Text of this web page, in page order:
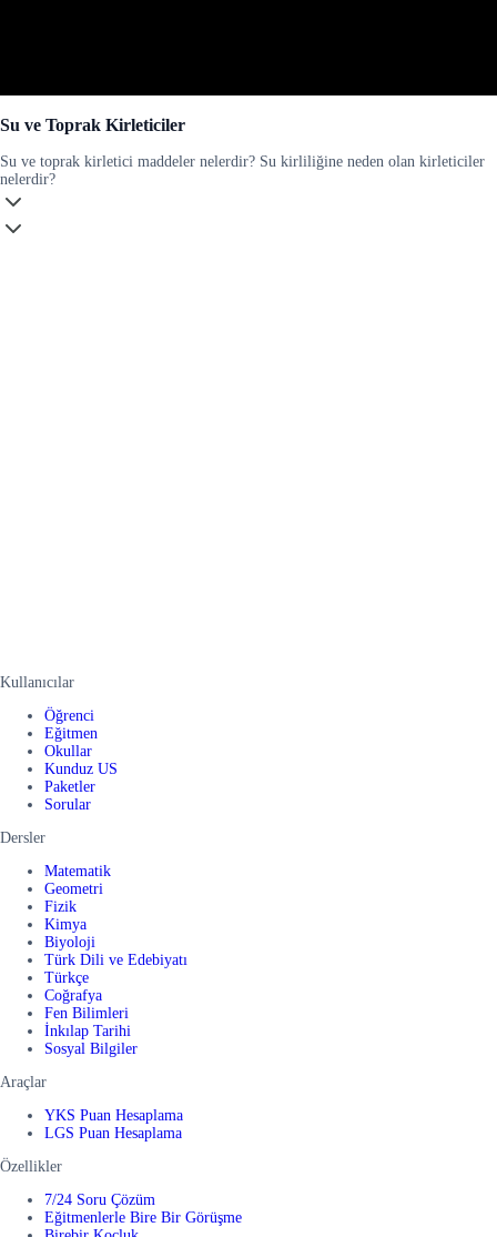
Su ve Toprak Kirleticiler
Su ve toprak kirletici maddeler nelerdir? Su kirliliğine neden olan kirleticiler
nelerdir?
Kullanıcılar
Öğrenci
Eğitmen
Okullar
Kunduz US
Paketler
Sorular
Dersler
Matematik
Geometri
Fizik
Kimya
Biyoloji
Türk Dili ve Edebiyatı
Türkçe
Coğrafya
Fen Bilimleri
İnkılap Tarihi
Sosyal Bilgiler
Araçlar
YKS Puan Hesaplama
LGS Puan Hesaplama
Özellikler
7/24 Soru Çözüm
Eğitmenlerle Bire Bir Görüşme